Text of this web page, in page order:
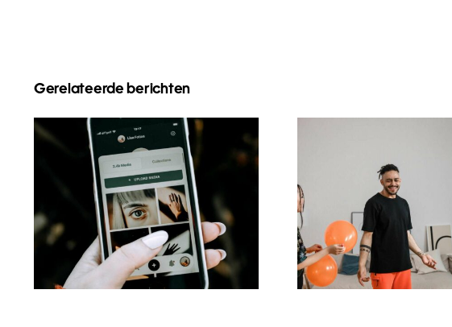
Gerelateerde berichten
Beste Praktiken für
die Nutzung von
Augmented-Reality-
Filtern in sozialen
Medien
Die 21
Fragen, die
zu sozialen
stellen